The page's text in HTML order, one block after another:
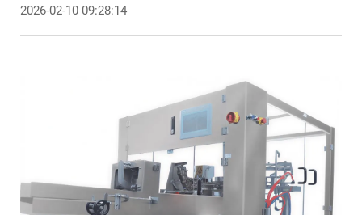
2026-02-10 09:28:14